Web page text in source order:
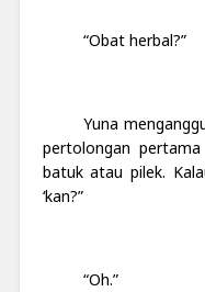
“Obat herbal?”
Yuna
pertolongan
batuk atau pilek.
‘kan?”
“Oh.”